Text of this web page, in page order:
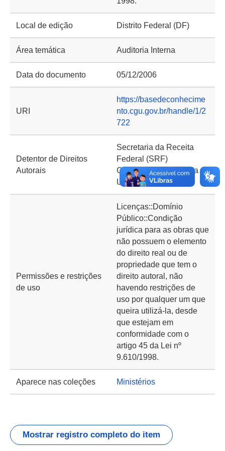
Local de edição Distrito Federal (DF)
Área temática Auditoria Interna
Data do documento 05/12/2006
URI
https://basedeconhecime
nto.cgu.gov.br/handle/1/2
722
Detentor de Direitos
Autorais
Secretaria da Receita
Federal (SRF)
Controladoria-Geral da
União (CGU)
Permissões e restrições
de uso
Licenças::Domínio
Público::Condição
jurídica para as obras que
não possuem o elemento
do direito real ou de
propriedade que tem o
direito autoral, não
havendo restrições de
uso por qualquer um que
queira utilizá-la, desde
que estejam em
conformidade com o
artigo 45 da Lei nº
9.610/1998.
Aparece nas coleções Ministérios
Mostrar registro completo do item